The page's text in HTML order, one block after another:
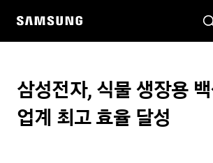
삼성전자, 식물 생장용
업계 최고 효율 달성